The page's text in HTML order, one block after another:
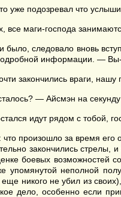
подозревал что услышит
все маги-господа
следовало вновь
информации. —
закончились враги,
— Айсмэн на
идут рядом с тобой,
что произошло за время
закончились стрелы,
боевых возможностей
упомянутой неполной
еще никого не убил из
дело, особенно если